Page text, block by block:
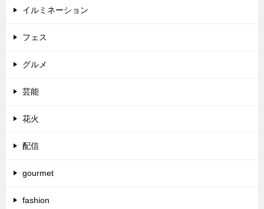
イルミネーション
フェス
グルメ
芸能
花火
配信
gourmet
fashion